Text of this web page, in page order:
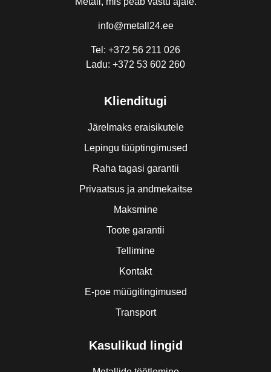
info@metall24.ee
Tel: +372 56 211 026
Ladu: +372 53 602 260
Klienditugi
Järelmaks eraisikutele
Lepingu tüüptingimused
Raha tagasi garantii
Privaatsus ja andmekaitse
Maksmine
Toote garantii
Tellimine
Kontakt
E-poe müügitingimused
Transport
Kasulikud lingid